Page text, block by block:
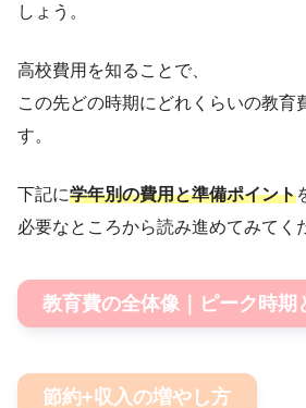
しょう。
高校費用を知ることで、
この先どの時期にどれくらいの教育
す。
下記に学年別の費用と準備ポイント
必要なところから読み進めてみてく
教育費の全体像｜ピーク時期
節約+収入の増やし方